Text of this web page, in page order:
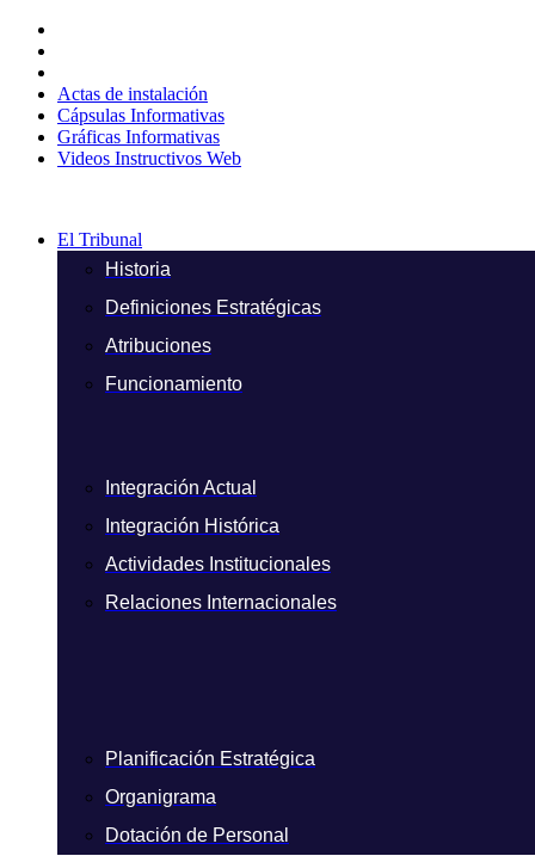
contenido
Actas de instalación
Cápsulas Informativas
Gráficas Informativas
Videos Instructivos Web
El Tribunal
Historia
Definiciones Estratégicas
Atribuciones
Funcionamiento
Integración Actual
Integración Histórica
Actividades Institucionales
Relaciones Internacionales
Planificación Estratégica
Organigrama
Dotación de Personal